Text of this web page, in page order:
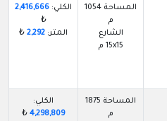
المساحة 1054
م
الشارع
15x15 م
الكلي: 2,416,666
₺
المتر: 2,292
₺
المساحة 1875
م
الكلي:
4,298,809
₺